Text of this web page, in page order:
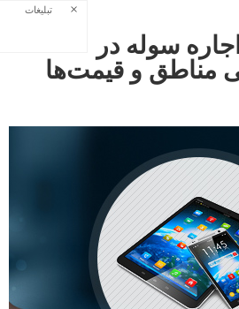
سوله در
مناطق و قیمت‌ها
تبلیغات